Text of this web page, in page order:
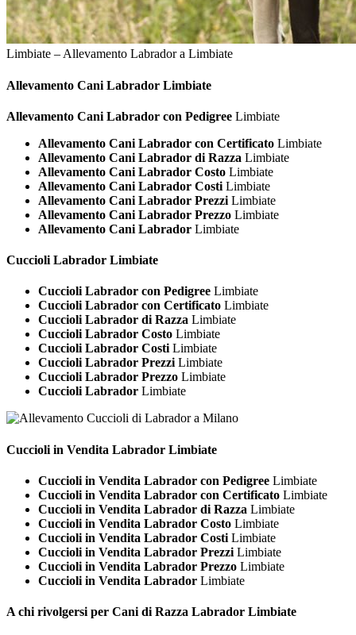
Limbiate – Allevamento Labrador a Limbiate
Allevamento Cani Labrador Limbiate
Allevamento Cani Labrador con Pedigree Limbiate
Allevamento Cani Labrador con Certificato Limbiate
Allevamento Cani Labrador di Razza Limbiate
Allevamento Cani Labrador Costo Limbiate
Allevamento Cani Labrador Costi Limbiate
Allevamento Cani Labrador Prezzi Limbiate
Allevamento Cani Labrador Prezzo Limbiate
Allevamento Cani Labrador Limbiate
Cuccioli Labrador Limbiate
Cuccioli Labrador con Pedigree Limbiate
Cuccioli Labrador con Certificato Limbiate
Cuccioli Labrador di Razza Limbiate
Cuccioli Labrador Costo Limbiate
Cuccioli Labrador CostiLimbiate
Cuccioli Labrador PrezziLimbiate
Cuccioli Labrador Prezzo Limbiate
Cuccioli Labrador Limbiate
Cuccioli in Vendita Labrador Limbiate
Cuccioli in Vendita Labrador con Pedigree Limbiate
Cuccioli in Vendita Labrador con Certificato Limbiate
Cuccioli in Vendita Labrador di Razza Limbiate
Cuccioli in Vendita Labrador Costo Limbiate
Cuccioli in Vendita Labrador Costi Limbiate
Cuccioli in Vendita Labrador Prezzi Limbiate
Cuccioli in Vendita Labrador Prezzo Limbiate
Cuccioli in Vendita Labrador Limbiate
A chi rivolgersi per Cani di Razza Labrador Limbiate